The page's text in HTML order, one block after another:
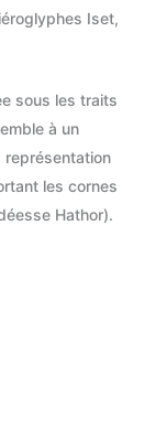
Iset,
sous les traits
à un
représentation
les cornes
Hathor).